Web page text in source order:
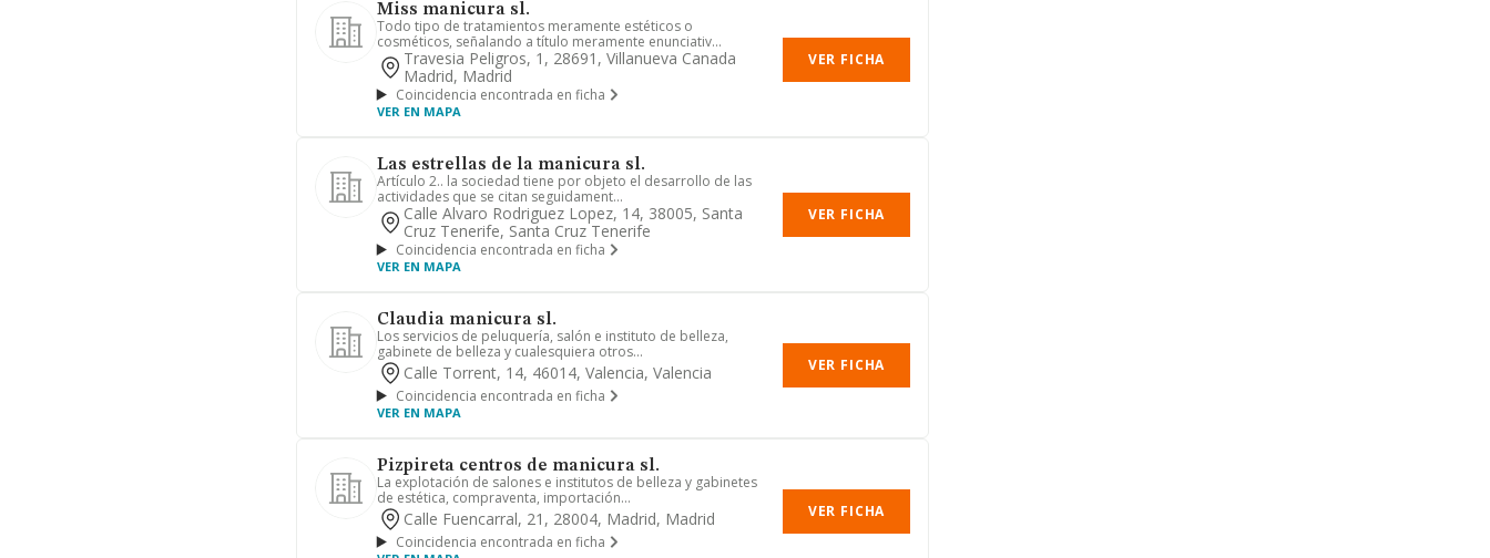
Miss manicura sl.
Todo tipo de tratamientos meramente estéticos o
cosméticos, señalando a título meramente enunciativ...
Travesia Peligros, 1, 28691, Villanueva Canada
Madrid, Madrid
Coincidencia encontrada en ficha
VER EN MAPA
VER FICHA
Las estrellas de la manicura sl.
Artículo 2.. la sociedad tiene por objeto el desarrollo de las
actividades que se citan seguidament...
Calle Alvaro Rodriguez Lopez, 14, 38005, Santa
Cruz Tenerife, Santa Cruz Tenerife
Coincidencia encontrada en ficha
VER EN MAPA
VER FICHA
Claudia manicura sl.
Los servicios de peluquería, salón e instituto de belleza,
gabinete de belleza y cualesquiera otros...
Calle Torrent, 14, 46014, Valencia, Valencia
Coincidencia encontrada en ficha
VER EN MAPA
VER FICHA
Pizpireta centros de manicura sl.
La explotación de salones e institutos de belleza y gabinetes
de estética, compraventa, importación...
Calle Fuencarral, 21, 28004, Madrid, Madrid
Coincidencia encontrada en ficha
VER FICHA